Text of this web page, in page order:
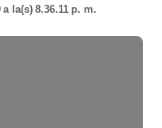
la(s) 8.36.11 p. m.